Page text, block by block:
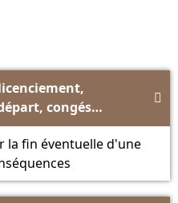
congés
für Arbeit

la fin éventuelle d'une